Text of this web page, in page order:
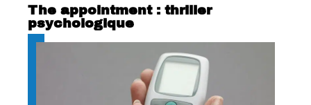
The appointment : thriller
psychologique